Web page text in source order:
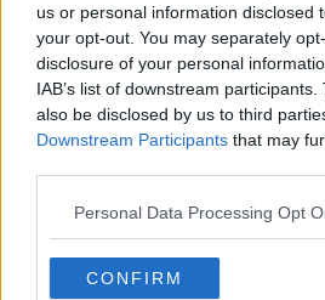
us or personal information disclosed
your opt-out. You may separately
disclosure of your personal
IAB’s list of downstream
also be disclosed by us to third
Downstream Participants that may
Personal Data Processing Opt
CONFIRM
Belle lettere
25 Aprile
Todo el bien, todo el mal
Silenzio
Le parole
​L’Australiana
Moro
Passanti
Continuando, la nonna e il carretto